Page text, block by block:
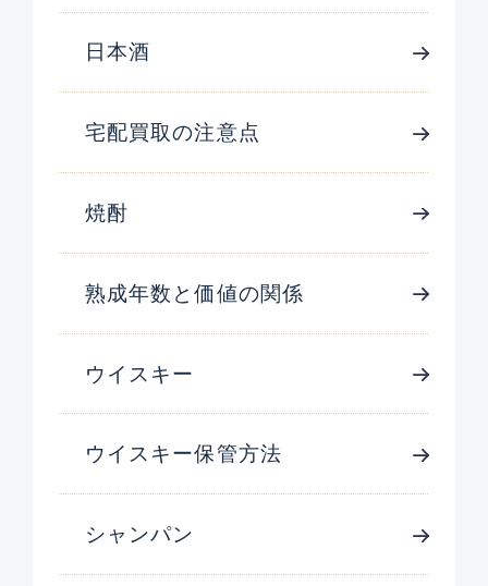
日本酒
宅配買取の注意点
焼酎
熟成年数と価値の関係
ウイスキー
ウイスキー保管方法
シャンパン